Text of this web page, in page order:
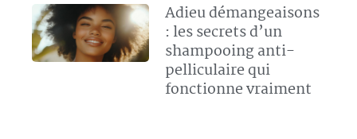
Adieu démangeaisons
: les secrets d’un
shampooing anti-
pelliculaire qui
fonctionne vraiment